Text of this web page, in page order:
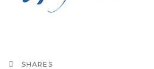
SHARES